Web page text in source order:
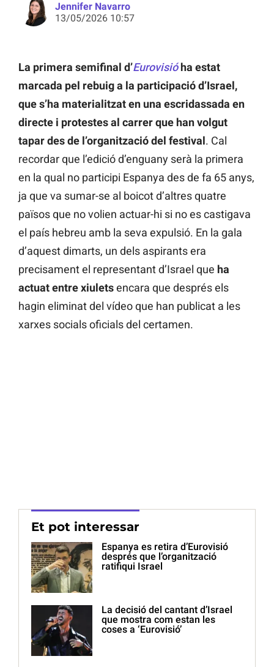
Jennifer Navarro
13/05/2026 10:57
La primera semifinal d’Eurovisióha estat
marcada pel rebuig a la participació d’Israel,
que s’ha materialitzat en una escridassada en
directe i protestes al carrer que han volgut
tapar des de l’organització del festival. Cal
recordar que l’edició d’enguany serà la primera
en la qual no participi Espanya des de fa 65 anys,
ja que va sumar-se al boicot d’altres quatre
països que no volien actuar-hi si no es castigava
el país hebreu amb la seva expulsió. En la gala
d’aquest dimarts, un dels aspirants era
precisament el representant d’Israel que ha
actuat entre xiuletsencara que després els
hagin eliminat del vídeo que han publicat a les
xarxes socials oficials del certamen.
Et pot interessar
Espanya es retira d’Eurovisió
després que l’organització
ratifiqui Israel
La decisió del cantant d’Israel
que mostra com estan les
coses a ‘Eurovisió’